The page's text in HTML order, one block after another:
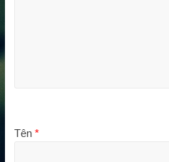
Tên *